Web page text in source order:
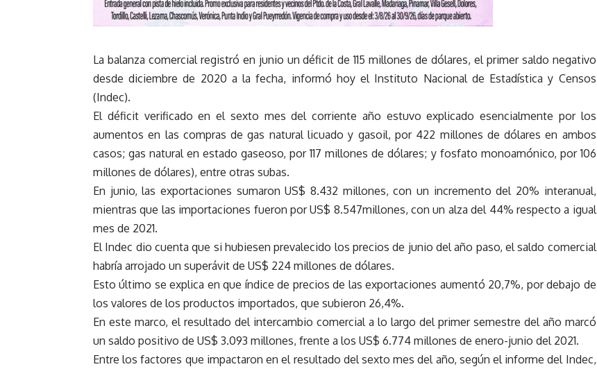
La balanza comercial registró en junio un déficit de 115 millones de dólares, el primer saldo negativo
desde diciembre de 2020 a la fecha, informó hoy el Instituto Nacional de Estadística y Censos
(Indec).
El déficit verificado en el sexto mes del corriente año estuvo explicado esencialmente por los
aumentos en las compras de gas natural licuado y gasoil, por 422 millones de dólares en ambos
casos; gas natural en estado gaseoso, por 117 millones de dólares; y fosfato monoamónico, por 106
millones de dólares), entre otras subas.
En junio, las exportaciones sumaron US$ 8.432 millones, con un incremento del 20% interanual,
mientras que las importaciones fueron por US$ 8.547millones, con un alza del 44% respecto a igual
mes de 2021.
El Indec dio cuenta que si hubiesen prevalecido los precios de junio del año paso, el saldo comercial
habría arrojado un superávit de US$ 224 millones de dólares.
Esto último se explica en que índice de precios de las exportaciones aumentó 20,7%, por debajo de
los valores de los productos importados, que subieron 26,4%.
En este marco, el resultado del intercambio comercial a lo largo del primer semestre del año marcó
un saldo positivo de US$ 3.093 millones, frente a los US$ 6.774 millones de enero-junio del 2021.
Entre los factores que impactaron en el resultado del sexto mes del año, según el informe del Indec,